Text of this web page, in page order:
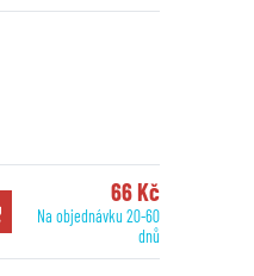
66 Kč
Na objednávku 20-60
dnů